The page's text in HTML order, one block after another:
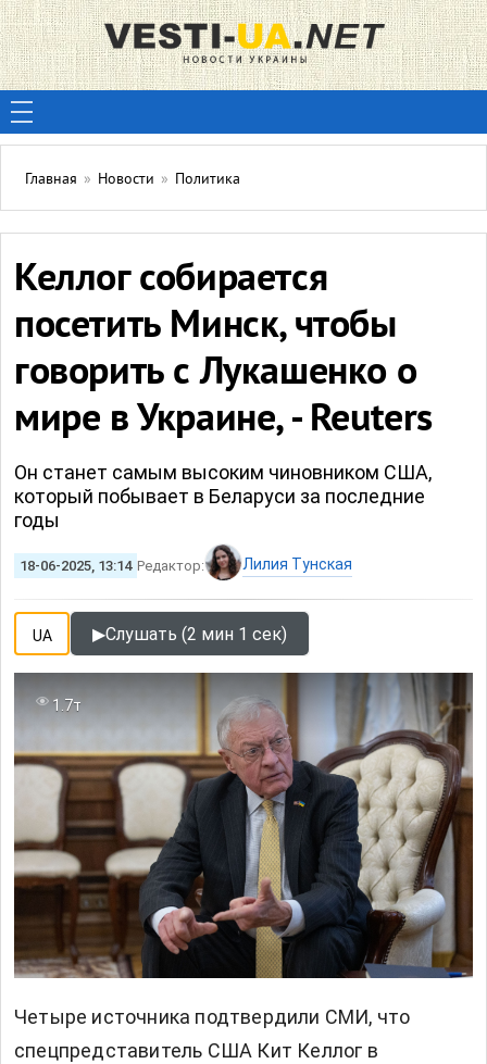
Главная » Новости » Политика
Келлог собирается
посетить Минск, чтобы
говорить с Лукашенко о
мире в Украине, - Reuters
Он станет самым высоким чиновником США,
который побывает в Беларуси за последние
годы
18-06-2025, 13:14 Редактор: Лилия Тунская
UA ▶Слушать (2 мин 1 сек)
1.7т
Четыре источника подтвердили СМИ, что
спецпредставитель США Кит Келлог в